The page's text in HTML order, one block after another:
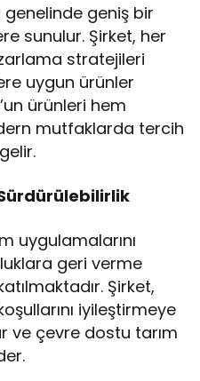
genelinde geniş bir
sunulur. Şirket, her
stratejileri
uygun ürünler
ürünleri hem
mutfaklarda tercih
uygulamalarını
geri verme
Şirket,
iyileştirmeye
ve çevre dostu tarım